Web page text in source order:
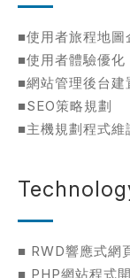
■使用者旅程地圖
■使用者體驗優化
■網站管理後台建
■SEO策略規劃
■主機規劃程式維
■ RWD響應式
■ PHP網站程式